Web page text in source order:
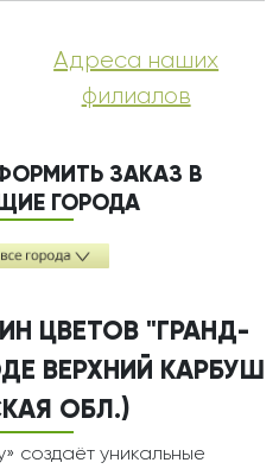
Адреса наших
филиалов
ЗАКАЗ В
ГОРОДА
ЦВЕТОВ "ГРАНД-
ВЕРХНИЙ КАРБУШ
ОБЛ.)
создаёт уникальные